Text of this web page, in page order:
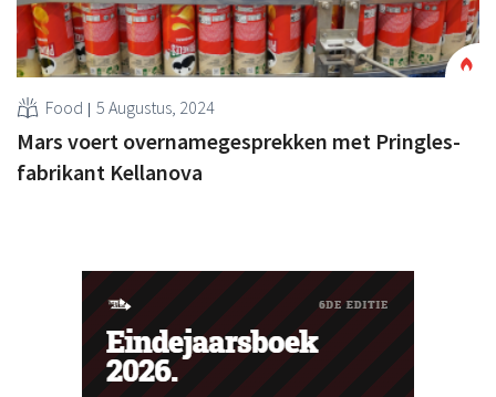
Food 5 Augustus, 2024
Mars voert overnamegesprekken met Pringles-
fabrikant Kellanova